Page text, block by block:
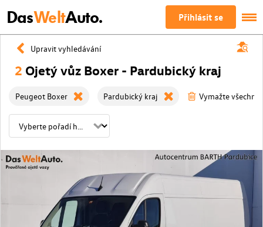
DasWeltAuto. Přihlásit se
Upravit vyhledávání
2 Ojetý vůz Boxer - Pardubický kraj
Peugeot Boxer Pardubický kraj Vymažte